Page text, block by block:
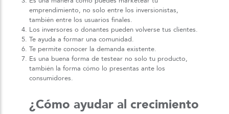
emprendimiento, no solo entre los inversionistas,
también entre los usuarios finales.
Los inversores o donantes pueden volverse tus clientes.
Te ayuda a formar una comunidad.
Te permite conocer la demanda existente.
Es una buena forma de testear no solo tu producto,
también la forma cómo lo presentas ante los
consumidores.
¿Cómo ayudar al crecimiento